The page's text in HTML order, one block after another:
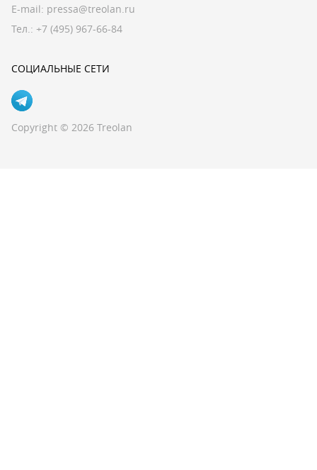
E-mail: pressa@treolan.ru
Тел.: +7 (495) 967-66-84
СОЦИАЛЬНЫЕ СЕТИ
Copyright © 2026 Treolan